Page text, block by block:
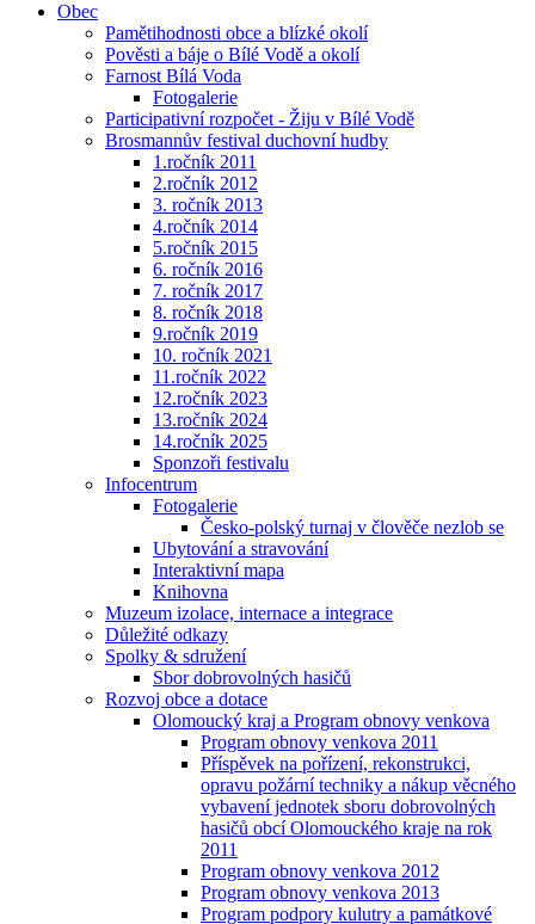
Obec
Pamětihodnosti obce a blízké okolí
Pověsti a báje o Bílé Vodě a okolí
Farnost Bílá Voda
Fotogalerie
Participativní rozpočet - Žiju v Bílé Vodě
Brosmannův festival duchovní hudby
1.ročník 2011
2.ročník 2012
3. ročník 2013
4.ročník 2014
5.ročník 2015
6. ročník 2016
7. ročník 2017
8. ročník 2018
9.ročník 2019
10. ročník 2021
11.ročník 2022
12.ročník 2023
13.ročník 2024
14.ročník 2025
Sponzoři festivalu
Infocentrum
Fotogalerie
Česko-polský turnaj v člověče nezlob se
Ubytování a stravování
Interaktivní mapa
Knihovna
Muzeum izolace, internace a integrace
Důležité odkazy
Spolky & sdružení
Sbor dobrovolných hasičů
Rozvoj obce a dotace
Olomoucký kraj a Program obnovy venkova
Program obnovy venkova 2011
Příspěvek na pořízení, rekonstrukci,
opravu požární techniky a nákup věcného
vybavení jednotek sboru dobrovolných
hasičů obcí Olomouckého kraje na rok
2011
Program obnovy venkova 2012
Program obnovy venkova 2013
Program podpory kulutry a památkové